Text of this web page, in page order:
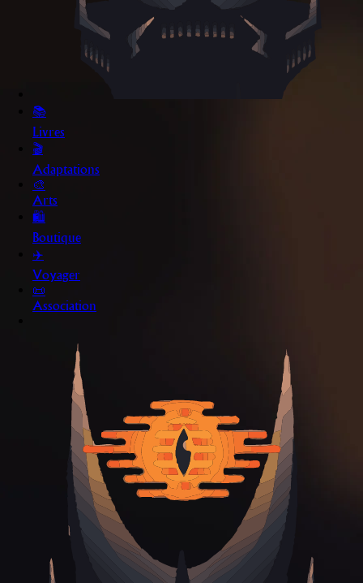
📚
Livres
🎬
Adaptations
🎨
Arts
🛍️
Boutique
✈️
Voyager
📜
Association